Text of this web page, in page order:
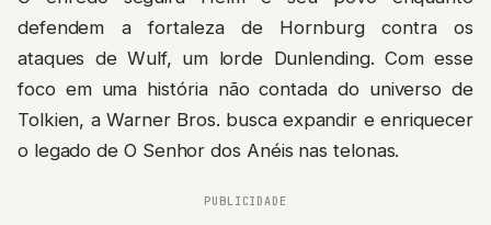
defendem a fortaleza de Hornburg contra os
ataques de Wulf, um lorde Dunlending. Com esse
foco em uma história não contada do universo de
Tolkien, a Warner Bros. busca expandir e enriquecer
o legado de O Senhor dos Anéis nas telonas.
PUBLICIDADE